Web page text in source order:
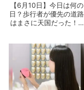
【6月10日】今日は何の
日？歩行者が優先の道路
はまさに天国だった！ -